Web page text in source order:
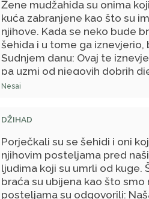
Žene mudžahida su onima
kuća zabranjene kao što su
njihove. Kada se neko bude
šehida i u tome ga
Sudnjem danu: Ovaj te
pa uzmi od njegovih dobrih
vi mislite?!
Nesai
DŽIHAD
Porječkali su se šehidi i oni
njihovim posteljama pred
ljudima koji su umrli od kuge.
braća su ubijena kao što smo
posteljama su odgovorili: